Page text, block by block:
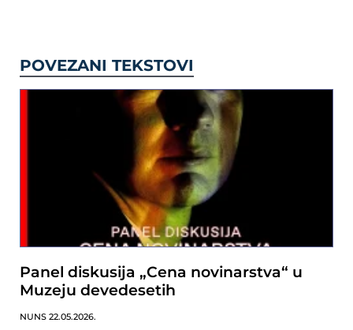
POVEZANI TEKSTOVI
Panel diskusija „Cena novinarstva“ u
Muzeju devedesetih
NUNS 22.05.2026.